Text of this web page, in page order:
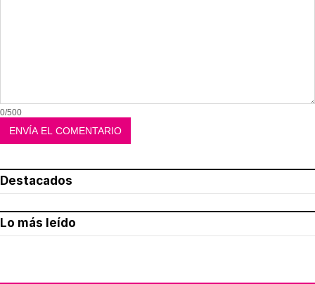
0/500
Destacados
Lo más leído